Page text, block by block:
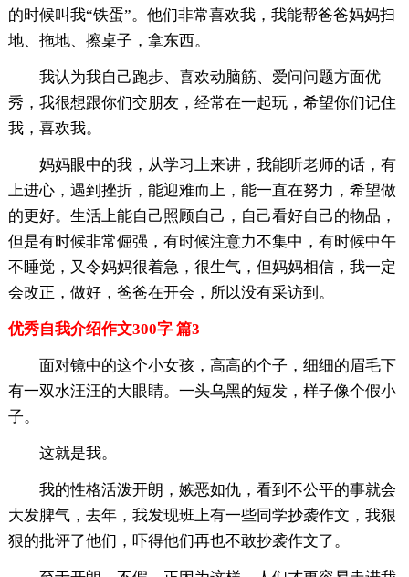
的时候叫我“铁蛋”。他们非常喜欢我，我能帮爸爸妈妈扫
地、拖地、擦桌子，拿东西。
我认为我自己跑步、喜欢动脑筋、爱问问题方面优
秀，我很想跟你们交朋友，经常在一起玩，希望你们记住
我，喜欢我。
妈妈眼中的我，从学习上来讲，我能听老师的话，有
上进心，遇到挫折，能迎难而上，能一直在努力，希望做
的更好。生活上能自己照顾自己，自己看好自己的物品，
但是有时候非常倔强，有时候注意力不集中，有时候中午
不睡觉，又令妈妈很着急，很生气，但妈妈相信，我一定
会改正，做好，爸爸在开会，所以没有采访到。
优秀自我介绍作文300字 篇3
面对镜中的这个小女孩，高高的个子，细细的眉毛下
有一双水汪汪的大眼睛。一头乌黑的短发，样子像个假小
子。
这就是我。
我的性格活泼开朗，嫉恶如仇，看到不公平的事就会
大发脾气，去年，我发现班上有一些同学抄袭作文，我狠
狠的批评了他们，吓得他们再也不敢抄袭作文了。